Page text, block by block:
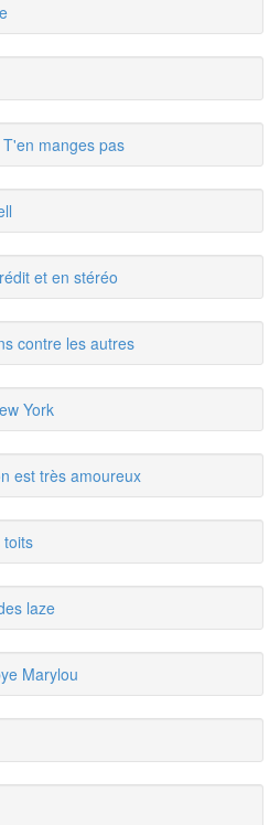
manges pas
et en stéréo
contre les autres
York
est très amoureux
laze
Marylou